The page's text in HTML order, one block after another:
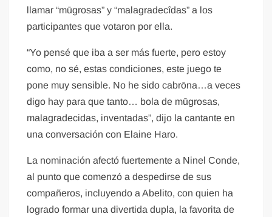
llamar “mūgrosas” y “malagradecîdas” a los
participantes que votaron por ella.
“Yo pensé que iba a ser más fuerte, pero estoy
como, no sé, estas condiciones, este juego te
pone muy sensible. No he sido cabrōna…a veces
digo hay para que tanto… bola de mūgrosas,
malagradecidas, inventadas”, dijo la cantante en
una conversación con Elaine Haro.
La nominación afectó fuertemente a Ninel Conde,
al punto que comenzó a despedirse de sus
compañeros, incluyendo a Abelito, con quien ha
logrado formar una divertida dupla, la favorita de